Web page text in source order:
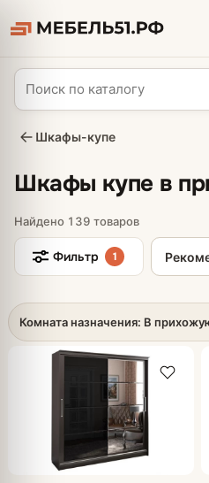
Шкафы-купе
Шкафы купе в
Найдено 139 товаров
Фильтр 1
Комната назначения: В